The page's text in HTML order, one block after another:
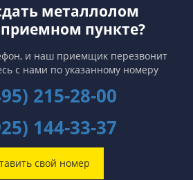
металлолом
пункте?
и наш приемщик перезвонит
с нами по указанному номеру
215-28-00
144-33-37
свой номер